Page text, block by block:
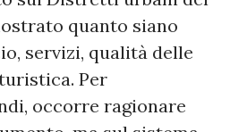
quanto siano
servizi, qualità delle
Per
occorre ragionare